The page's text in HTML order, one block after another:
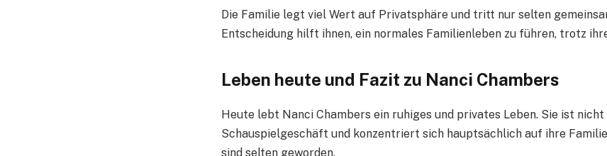
Die Familie legt viel Wert auf Privatsphäre und tritt nur selten
Entscheidung hilft ihnen, ein normales Familienleben zu führen, trotz
Leben heute und Fazit zu Nanci Chambers
Heute lebt Nanci Chambers ein ruhiges und privates Leben. Sie ist
Schauspielgeschäft und konzentriert sich hauptsächlich auf ihre
sind selten geworden.